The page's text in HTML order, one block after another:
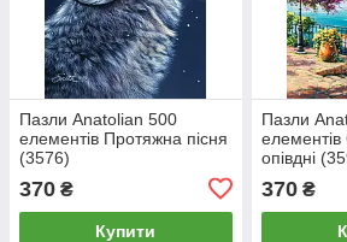
Пазли Anatolian 500
елементів Протяжна пісня
(3576)
370 ₴
Купити
Пазли
елементів
опівдні
370₴